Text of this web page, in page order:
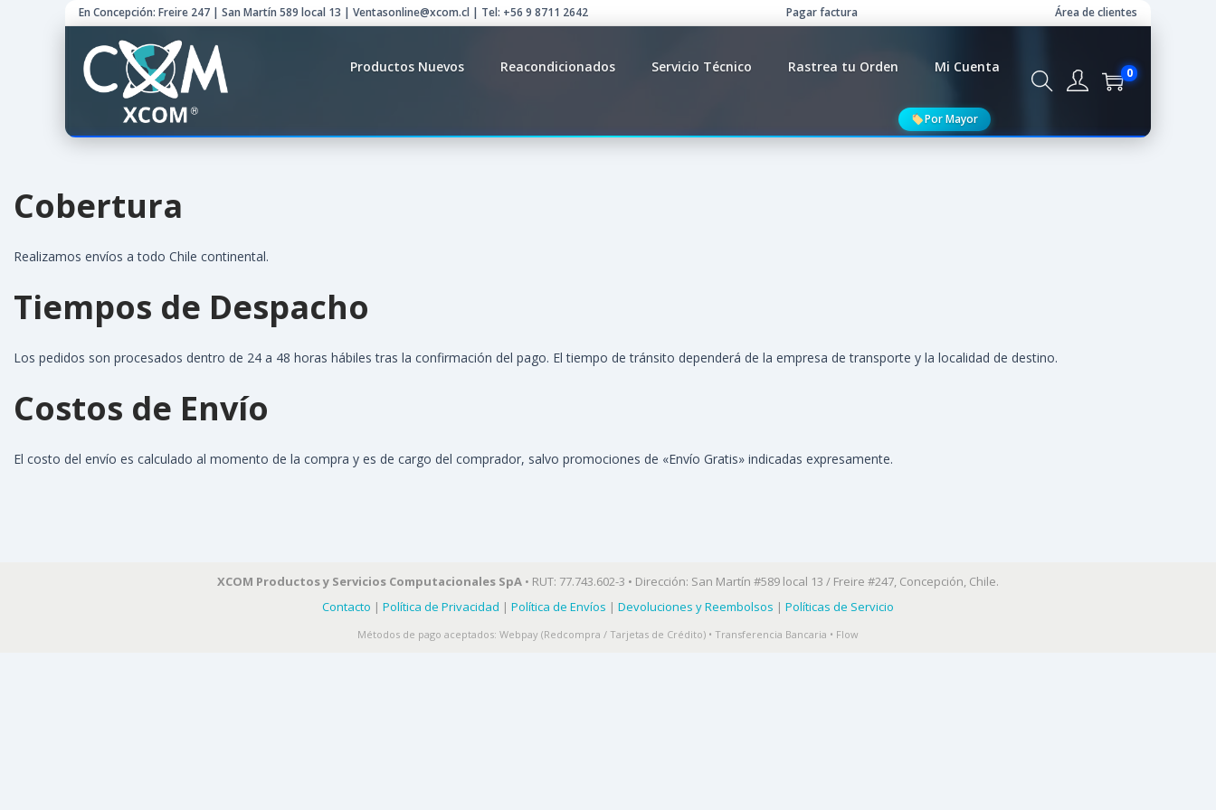
En Concepción: Freire 247 | San Martín 589 local 13 | Ventasonline@xcom.cl | Tel: +56 9 8711 2642 Pagar factura Área de clientes
Productos Nuevos Reacondicionados Servicio Técnico Rastrea tu Orden Mi Cuenta
Por Mayor
0
Cobertura
Realizamos envíos a todo Chile continental.
Tiempos de Despacho
Los pedidos son procesados dentro de 24 a 48 horas hábiles tras la confirmación del pago. El tiempo de tránsito dependerá de la empresa de transporte y la localidad de destino.
Costos de Envío
El costo del envío es calculado al momento de la compra y es de cargo del comprador, salvo promociones de «Envío Gratis» indicadas expresamente.
XCOM Productos y Servicios Computacionales SpA • RUT: 77.743.602-3 • Dirección: San Martín #589 local 13 / Freire #247, Concepción, Chile.
Contacto | Política de Privacidad | Política de Envíos | Devoluciones y Reembolsos | Políticas de Servicio
Métodos de pago aceptados: Webpay (Redcompra / Tarjetas de Crédito) • Transferencia Bancaria • Flow